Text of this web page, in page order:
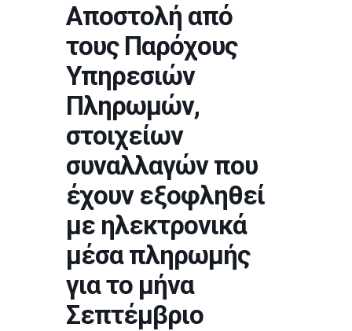
Αποστολή από
τους Παρόχους
Υπηρεσιών
Πληρωμών,
στοιχείων
συναλλαγών που
έχουν εξοφληθεί
με ηλεκτρονικά
μέσα πληρωμής
για το μήνα
Σεπτέμβριο